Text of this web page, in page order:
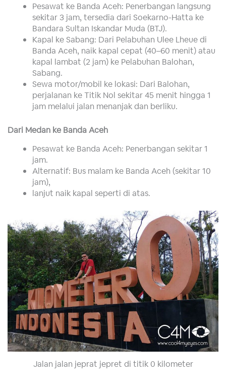
Pesawat ke Banda Aceh: Penerbangan langsung
sekitar 3 jam, tersedia dari Soekarno-Hatta ke
Bandara Sultan Iskandar Muda (BTJ).
Kapal ke Sabang: Dari Pelabuhan Ulee Lheue di
Banda Aceh, naik kapal cepat (40–60 menit) atau
kapal lambat (2 jam) ke Pelabuhan Balohan,
Sabang.
Sewa motor/mobil ke lokasi: Dari Balohan,
perjalanan ke Titik Nol sekitar 45 menit hingga 1
jam melalui jalan menanjak dan berliku.
Dari Medan ke Banda Aceh
Pesawat ke Banda Aceh: Penerbangan sekitar 1
jam.
Alternatif: Bus malam ke Banda Aceh (sekitar 10
jam),
lanjut naik kapal seperti di atas.
Jalan jalan jeprat jepret di titik 0 kilometer